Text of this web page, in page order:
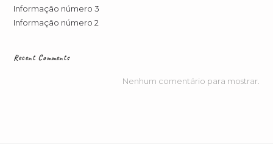
Informação número 3
Informação número 2
Recent Comments
Nenhum comentário para mostrar.